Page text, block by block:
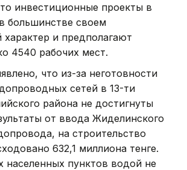
инвестиционные проекты в
большинстве своем
характер и предполагают
4540 рабочих мест.
что из-за неготовности
сетей в 13-ти
района не достигнуты
от ввода Жиделинского
на строительство
632,1 миллиона тенге.
населенных пунктов водой не